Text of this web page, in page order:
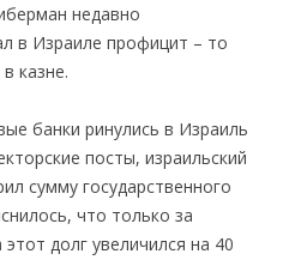
недавно
в Израиле профицит – то
казне.
банки ринулись в Израиль
посты, израильский
сумму государственного
что только за
долг увеличился на 40